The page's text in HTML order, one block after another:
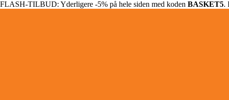
FLASH-TILBUD: Yderligere -5% på hele siden med koden BASKET5.